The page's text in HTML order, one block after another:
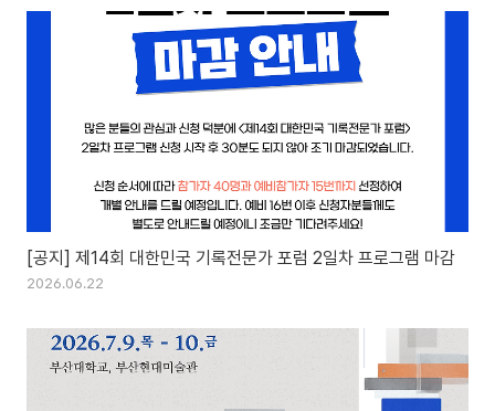
[공지] 제14회 대한민국 기록전문가 포럼 2일차 프로그램 마감
2026.06.22